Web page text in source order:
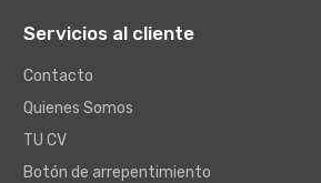
Servicios al cliente
Contacto
Quienes Somos
TU CV
Botón de arrepentimiento